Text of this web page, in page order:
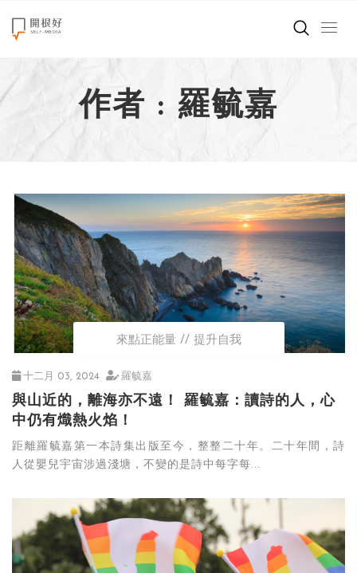
來點正能量
世界在想什麼
創造美好生活
職場商業經濟
影片專區
關於我們
作者 : 羅毓嘉
來點正能量 提升自我
十二月 03, 2024 羅毓嘉
與山近的，離海亦不遠！ 羅毓嘉：讀詩的人，心
中仍有熾熱火焰！
距離羅毓嘉第一本詩集出版至今，整整二十年。二十年間，詩
人從嬰兒宇宙涉過淺塘，不變的是詩中每字每...